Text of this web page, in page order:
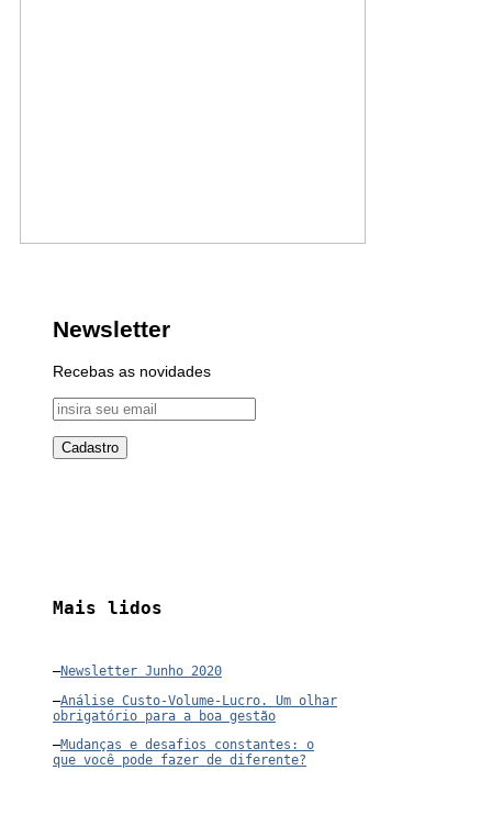
Newsletter
Recebas as novidades
Mais lidos
–Newsletter Junho 2020
–Análise Custo-Volume-Lucro. Um olhar
obrigatório para a boa gestão
–Mudanças e desafios constantes: o
que você pode fazer de diferente?